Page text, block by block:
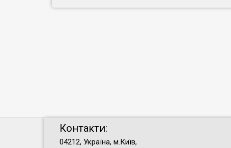
Контакти:
04212, Україна, м.Київ,